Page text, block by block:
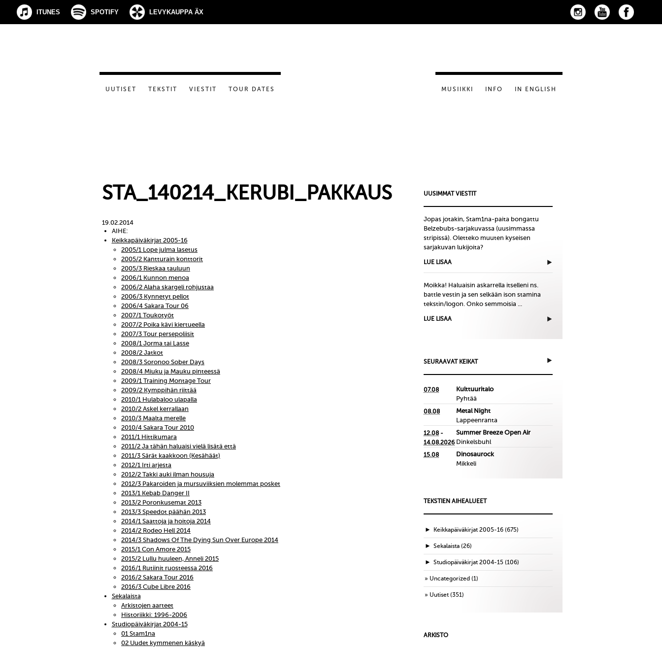
ITUNES SPOTIFY LEVYKAUPPA ÄX
UUTISET TEKSTIT VIESTIT TOUR DATES MUSIIKKI INFO IN ENGLISH
STA_140214_KERUBI_PAKKAUS
19.02.2014
AIHE:
Keikkapäiväkirjat 2005-16
2005/1 Lope julma lasetus
2005/2 Kantturain konttorit
2005/3 Rieskaa tauluun
2006/1 Kunnon menoa
2006/2 Alaha skargeli rohjustaa
2006/3 Kynnetyt pellot
2006/4 Sakara Tour 06
2007/1 Toukotyöt
2007/2 Poika kävi kiertueella
2007/3 Tour persepoliisit
2008/1 Jorma tai Lasse
2008/2 Jatkot
2008/3 Soronoo Sober Days
2008/4 Miuku ja Mauku pinteessä
2009/1 Training Montage Tour
2009/2 Kymppihän riittää
2010/1 Hulabaloo ulapalla
2010/2 Askel kerrallaan
2010/3 Maalta merelle
2010/4 Sakara Tour 2010
2011/1 Hittikumara
2011/2 Ja tähän haluaisi vielä lisätä että
2011/3 Särät kaakkoon (Kesähäät)
2012/1 Irti arjesta
2012/2 Takki auki ilman housuja
2012/3 Pakaroiden ja mursuviiksien molemmat posket
2013/1 Kebab Danger II
2013/2 Poronkusemat 2013
2013/3 Speedot päähän 2013
2014/1 Saattoja ja hoitoja 2014
2014/2 Rodeo Hell 2014
2014/3 Shadows Of The Dying Sun Over Europe 2014
2015/1 Con Amore 2015
2015/2 Lullu huuleen, Anneli 2015
2016/1 Rutiinit ruosteessa 2016
2016/2 Sakara Tour 2016
2016/3 Cube Libre 2016
Sekalaista
Arkistojen aarteet
Historiikki: 1996-2006
Studiopäiväkirjat 2004-15
01 Stam1na
02 Uudet kymmenen käskyä
UUSIMMAT VIESTIT
Jopas jotakin, Stam1na-paita bongattu
Belzebubs-sarjakuvassa (uusimmassa
stripissä). Oletteko muuten kyseisen
sarjakuvan lukijoita?
LUE LISAA
Moikka! Haluaisin askarrella itselleni ns.
battle vestin ja sen selkään ison stamina
tekstin/logon. Onko semmoisia ...
LUE LISAA
SEURAAVAT KEIKAT
07.08
Kulttuuritalo
Pyhtää
08.08
Metal Night
Lappeenranta
12.08 -
14.08.2026
Summer Breeze Open Air
Dinkelsbuhl
15.08
Dinosaurock
Mikkeli
TEKSTIEN AIHEALUEET
► Keikkapäiväkirjat 2005-16 (675)
► Sekalaista (26)
► Studiopäiväkirjat 2004-15 (106)
Uncategorized (1)
Uutiset (351)
ARKISTO